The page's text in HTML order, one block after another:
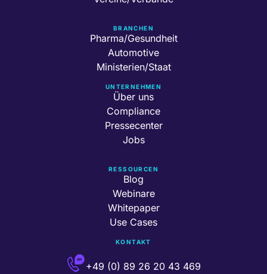
BRANCHEN
Pharma/Gesundheit
Automotive
Ministerien/Staat
UNTERNEHMEN
Über uns
Compliance
Pressecenter
Jobs
RESSOURCEN
Blog
Webinare
Whitepaper
Use Cases
KONTAKT
+49 (0) 89 26 20 43 469